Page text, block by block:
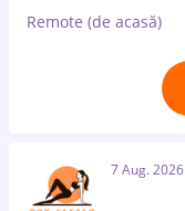
Remote (de acasă)
7 Aug. 2026